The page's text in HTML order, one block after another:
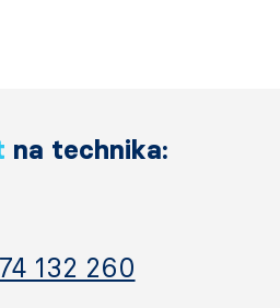
na technika:
132 260